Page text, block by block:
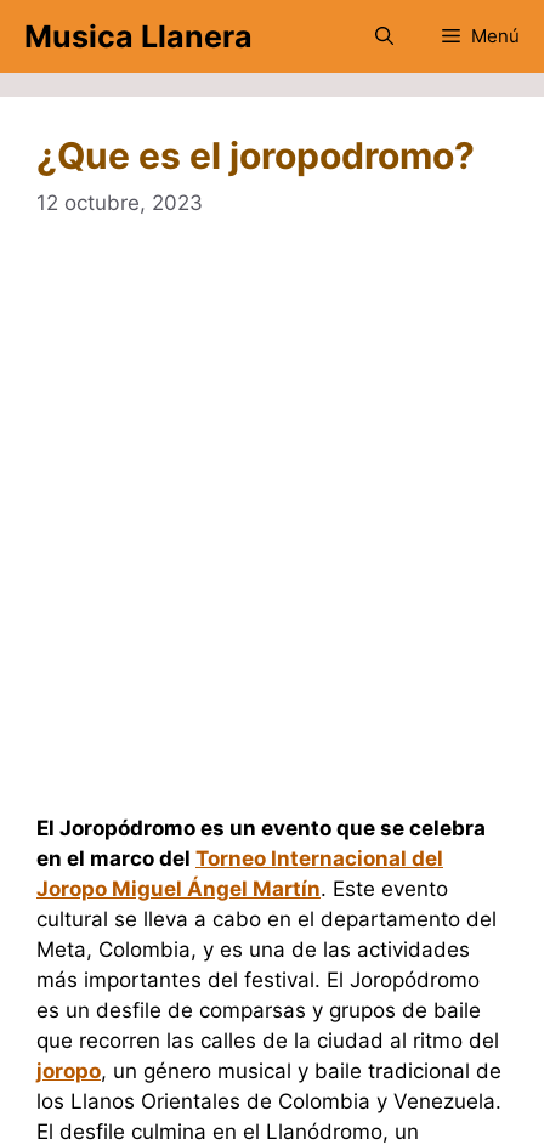
contenido
Musica Llanera Menú
¿Que es el joropodromo?
12 octubre, 2023
El Joropódromo es un evento que se celebra
en el marco del Torneo Internacional del
Joropo Miguel Ángel Martín. Este evento
cultural se lleva a cabo en el departamento del
Meta, Colombia, y es una de las actividades
más importantes del festival. El Joropódromo
es un desfile de comparsas y grupos de baile
que recorren las calles de la ciudad al ritmo del
joropo, un género musical y baile tradicional de
los Llanos Orientales de Colombia y Venezuela.
El desfile culmina en el Llanódromo, un